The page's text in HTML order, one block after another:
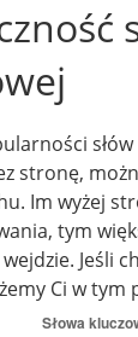
stronę,
Im wyżej
tym
Jeśli
Ci w tym